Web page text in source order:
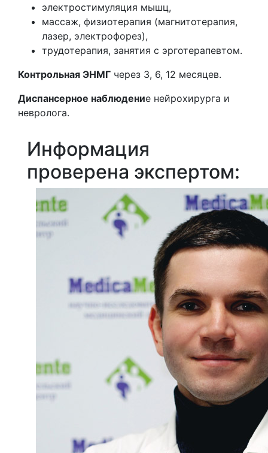
электростимуляция мышц,
массаж, физиотерапия (магнитотерапия,
лазер, электрофорез),
трудотерапия, занятия с эрготерапевтом.
Контрольная ЭНМГ через 3, 6, 12 месяцев.
Диспансерное наблюдение нейрохирурга и
невролога.
Информация
проверена экспертом: